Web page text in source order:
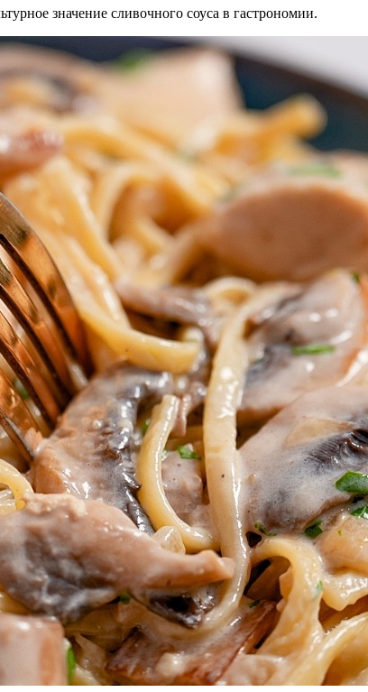
значение сливочного соуса в гастрономии.